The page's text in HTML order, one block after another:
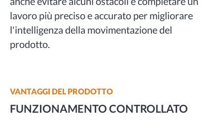
lavoro più preciso e accurato per migliorare
l'intelligenza della movimentazione del
prodotto.
VANTAGGI DEL PRODOTTO
FUNZIONAMENTO CONTROLLATO